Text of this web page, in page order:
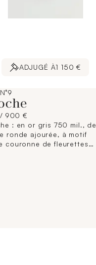
ADJUGÉ À1 150 €
900 €
: en or gris 750 mil., de
ronde ajourée, à motif
couronne de fleurettes